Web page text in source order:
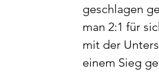
geschlagen
man 2:1 für
mit der
einem Sieg